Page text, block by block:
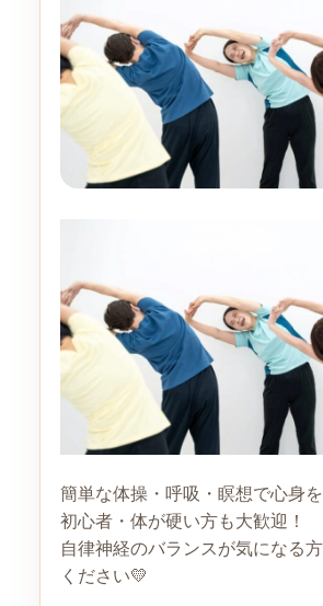
簡単な体操・呼吸・瞑想で心身
初心者・体が硬い方も大歓迎！
自律神経のバランスが気になる
ください💛